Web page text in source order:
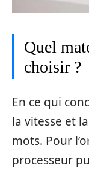
Quel
choisir ?
En ce qui
la vitesse et
mots. Pour
processeur